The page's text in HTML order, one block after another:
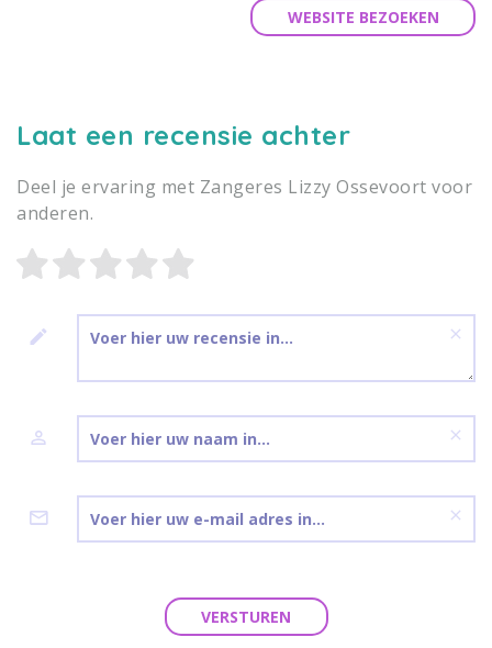
WEBSITE BEZOEKEN
Laat een recensie achter
Deel je ervaring met Zangeres Lizzy Ossevoort voor
anderen.
VERSTUREN